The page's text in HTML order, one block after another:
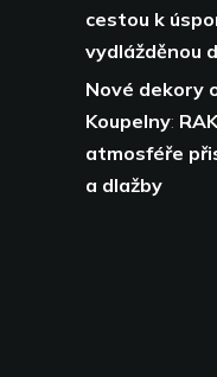
cestou k
vydlážděnou
Nové dekory
Koupelny:
atmosféře
a dlažby